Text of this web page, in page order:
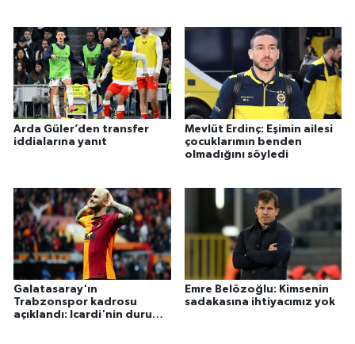
Arda Güler’den transfer
iddialarına yanıt
Mevlüt Erdinç: Eşimin ailesi
çocuklarımın benden
olmadığını söyledi
Galatasaray'ın
Trabzonspor kadrosu
açıklandı: Icardi'nin durumu
Emre Belözoğlu: Kimsenin
sadakasına ihtiyacımız yok